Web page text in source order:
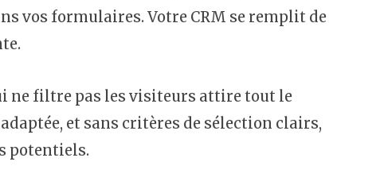
vos formulaires. Votre CRM se remplit de
ne filtre pas les visiteurs attire tout le
et sans critères de sélection clairs,
potentiels.